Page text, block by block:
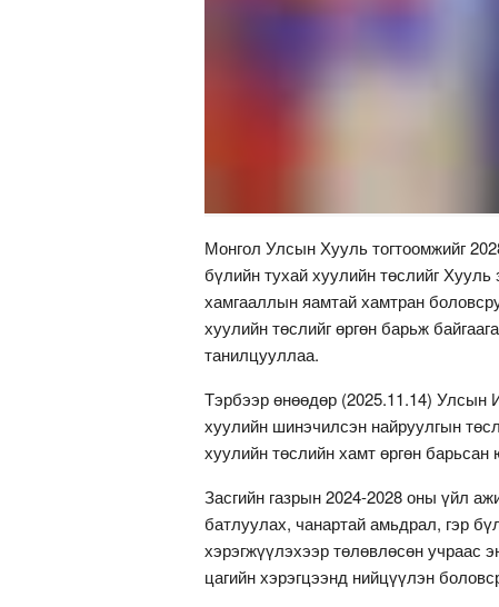
Монгол Улсын Хууль тогтоомжийг
бүлийн тухай хуулийн төслийг
хамгааллын яамтай хамтран
хуулийн төслийг өргөн барьж
танилцууллаа.
Тэрбээр өнөөдөр (2025.11.14)
хуулийн шинэчилсэн найруулгын
хуулийн төслийн хамт өргөн барьсан
Засгийн газрын 2024-2028 оны үйл
батлуулах, чанартай амьдрал, гэр
хэрэгжүүлэхээр төлөвлөсөн учраас
цагийн хэрэгцээнд нийцүүлэн